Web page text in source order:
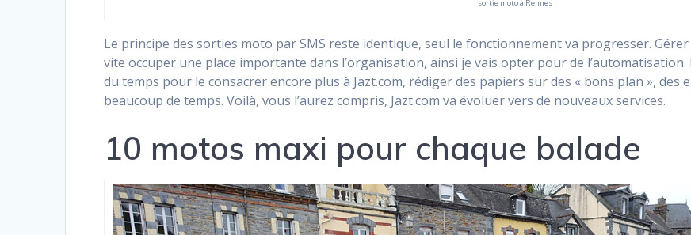
sortie moto à Rennes
Le principe des sorties moto par SMS reste identique, seul le fonctionnement va progresser.
vite occuper une place importante dans l’organisation, ainsi je vais opter pour de
du temps pour le consacrer encore plus à Jazt.com, rédiger des papiers sur des « bons plan »,
beaucoup de temps. Voilà, vous l’aurez compris, Jazt.com va évoluer vers de nouveaux services.
10 motos maxi pour chaque balade